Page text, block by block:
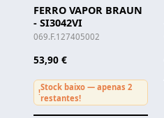
FERRO VAPOR BRAUN
- SI3042VI
069.F.127405002
53,90 €
!
Stock baixo — apenas 2
restantes!